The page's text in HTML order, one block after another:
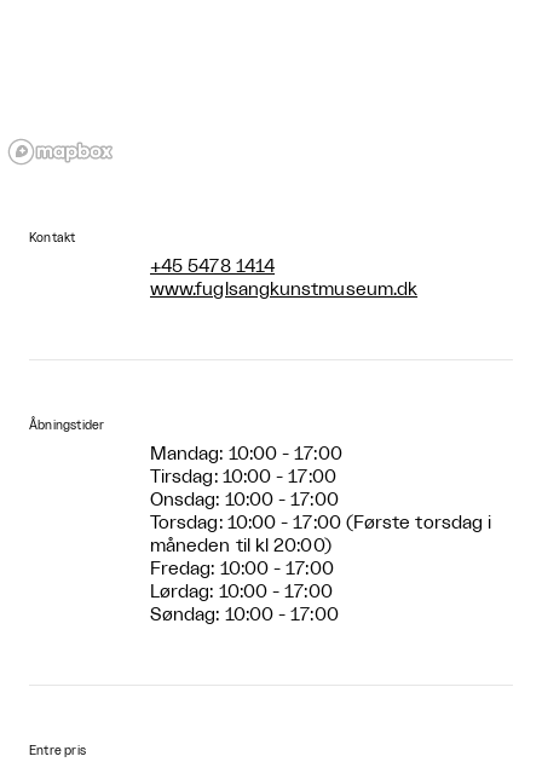
Kontakt
+45 5478 1414
www.fuglsangkunstmuseum.dk
Åbningstider
Mandag: 10:00 - 17:00
Tirsdag: 10:00 - 17:00
Onsdag: 10:00 - 17:00
Torsdag: 10:00 - 17:00 (Første torsdag i
måneden til kl 20:00)
Fredag: 10:00 - 17:00
Lørdag: 10:00 - 17:00
Søndag: 10:00 - 17:00
Entre pris